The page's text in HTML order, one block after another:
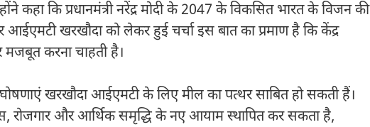
कहा कि प्रधानमंत्री नरेंद्र मोदी के 2047 के विकसित भारत के विजन की
खरखौदा को लेकर हुई चर्चा इस बात का प्रमाण है कि केंद्र
मजबूत करना चाहती है।
खरखौदा आईएमटी के लिए मील का पत्थर साबित हो सकती हैं।
रोजगार और आर्थिक समृद्धि के नए आयाम स्थापित कर सकता है,